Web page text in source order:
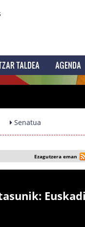
TALDEA AGENDA
Senatua
Ezagutzera eman
Euskadi